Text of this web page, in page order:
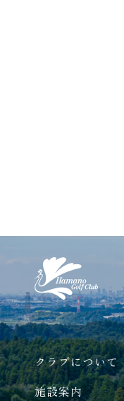
クラブについて
施設案内